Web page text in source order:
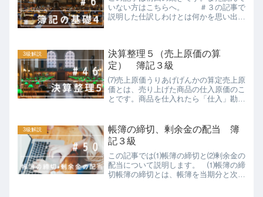
いない方はこちらへ。 ＃３の記事で
説明した仕訳しわけとは何かを思い出し
んじょうかもくと金額をそ...
3級解説
決算整理５（売上原価の算
定） 簿記３級
⑺売上原価うりあげげんかの算定売上原
価とは、売り上げた商品の仕入原価のこ
とです。商品を仕入れたら「仕入」勘定
るわけではありません。当期に仕入れた
商品でも、期末時点で売れ...
3級解説
帳簿の締切、剰余金の配当 簿
記３級
この記事では⑴帳簿の締切と⑵剰余金の
配当について説明します。 ⑴帳簿の締
切帳簿の締切とは、帳簿を当期分と次期